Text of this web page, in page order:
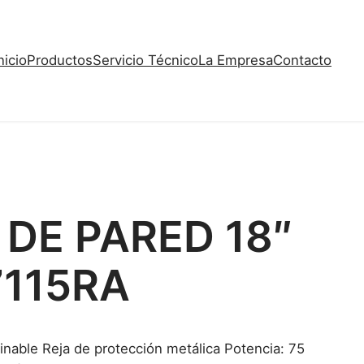
ProductosServicio TécnicoLa EmpresaContacto
PARED 18″
Reja de protección metálica Potencia: 75